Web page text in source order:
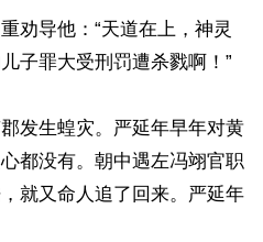
劝导他：“天道在上，神灵
子罪大受刑罚遭杀戮啊！”
发生蝗灾。严延年早年对黄
都没有。朝中遇左冯翊官职
就又命人追了回来。严延年